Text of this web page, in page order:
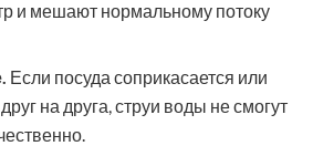
и мешают нормальному потоку
Если посуда соприкасается или
на друга, струи воды не смогут